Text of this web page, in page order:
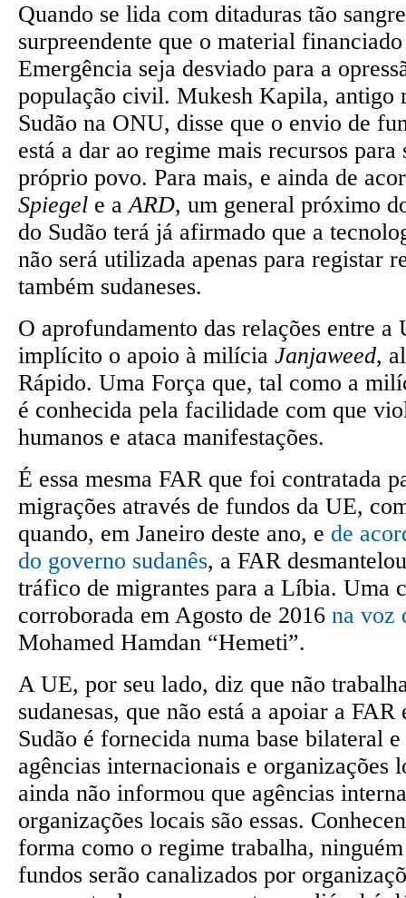
Quando se lida com ditaduras tão
surpreendente que o material
Emergência seja desviado para a
população civil. Mukesh Kapila, antigo
Sudão na ONU, disse que o envio de
está a dar ao regime mais recursos
próprio povo. Para mais, e ainda de
Spiegel e aARD, um general próximo
do Sudão terá já afirmado que a
não será utilizada apenas para registar
também sudaneses.
O aprofundamento das relações entre a
implícito o apoio à milícia Janjaweed,
Rápido. Uma Força que, tal como a
é conhecida pela facilidade com que
humanos e ataca manifestações.
É essa mesma FAR que foi contratada
migrações através de fundos da UE,
quando, em Janeiro deste ano, e de
do governo sudanês, a FAR
tráfico de migrantes para a Líbia. Uma
corroborada em Agosto de 2016 na voz
Mohamed Hamdan “Hemeti”.
A UE, por seu lado, diz que não
sudanesas, que não está a apoiar a FAR
Sudão é fornecida numa base bilateral
agências internacionais e organizações
ainda não informou que agências
organizações locais são essas.
forma como o regime trabalha,
fundos serão canalizados por